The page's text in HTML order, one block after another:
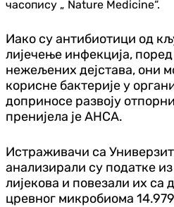
часопису „ Nature Medicine“.
Иако су антибиотици од
лијечење инфекција,
нежељених дејстава, они
корисне бактерије у
доприносе развоју
пренијела је АНСА.
Истраживачи са
анализирали су податке
лијекова и повезали их
цревног микробиома